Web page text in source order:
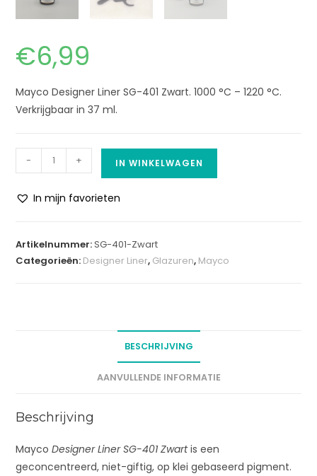
€6,99
Mayco Designer Liner SG-401 Zwart. 1000 °C – 1220 °C.
Verkrijgbaar in 37 ml.
- + IN WINKELWAGEN
In mijn favorieten
t
e
:
Artikelnummer:SG-401-Zwart
Categorieën: Designer Liner, Glazuren, Mayco
BESCHRIJVING
AANVULLENDE INFORMATIE
Beschrijving
MaycoDesigner Liner SG-401 Zwartis een
geconcentreerd, niet-giftig, op klei gebaseerd pigment.